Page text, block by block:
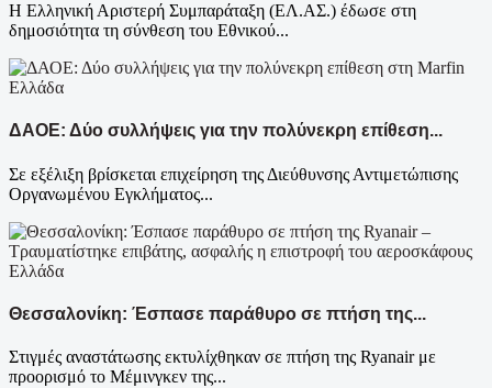
Η Ελληνική Αριστερή Συμπαράταξη (ΕΛ.ΑΣ.) έδωσε στη
δημοσιότητα τη σύνθεση του Εθνικού...
Ελλάδα
ΔΑΟΕ: Δύο συλλήψεις για την πολύνεκρη επίθεση...
Σε εξέλιξη βρίσκεται επιχείρηση της Διεύθυνσης Αντιμετώπισης
Οργανωμένου Εγκλήματος...
Ελλάδα
Θεσσαλονίκη: Έσπασε παράθυρο σε πτήση της...
Στιγμές αναστάτωσης εκτυλίχθηκαν σε πτήση της Ryanair με
προορισμό το Μέμινγκεν της...